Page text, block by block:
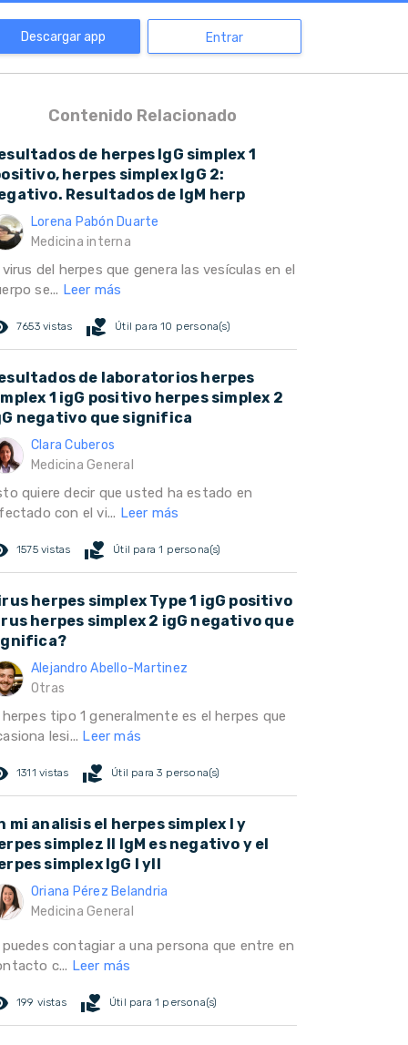
Descargar app Entrar
Contenido Relacionado
de herpes IgG simplex 1
herpes simplex IgG 2:
Resultados de IgM herp
Lorena Pabón Duarte
Medicina interna
virus del herpes que genera las vesículas en el
se... Leer más
7653 vistas volunteer_activism Útil para 10 persona(s)
de laboratorios herpes
1 igG positivo herpes simplex 2
negativo que significa
Clara Cuberos
Medicina General
quiere decir que usted ha estado en
con el vi... Leer más
1575 vistas volunteer_activism Útil para 1 persona(s)
herpes simplex Type 1 igG positivo
herpes simplex 2 igG negativo que
Alejandro Abello-Martinez
Otras
herpes tipo 1 generalmente es el herpes que
lesi... Leer más
1311 vistas volunteer_activism Útil para 3 persona(s)
mi analisis el herpes simplex I y
simplez II IgM es negativo y el
simplex IgG I yII
Oriana Pérez Belandria
Medicina General
puedes contagiar a una persona que entre en
c... Leer más
199 vistas volunteer_activism Útil para 1 persona(s)